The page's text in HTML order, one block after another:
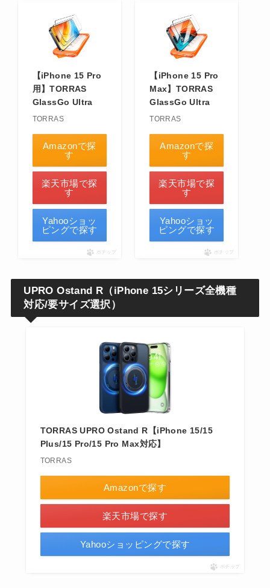
【iPhone 15 Pro
用】TORRAS
GlassGo Ultra
TORRAS
Amazonで探
す
楽天市場で探
す
Yahooショッ
ピングで探す
ポチップ
【iPhone 15 Pro
Max】TORRAS
GlassGo Ultra
TORRAS
Amazonで探
す
楽天市場で探
す
Yahooショッ
ピングで探す
ポチップ
UPRO Ostand R（iPhone 15シリーズ全機種
対応/要サイズ選択）
TORRAS UPRO Ostand R【iPhone 15/15
Plus/15 Pro/15 Pro Max対応】
TORRAS
Amazonで探す
楽天市場で探す
Yahooショッピングで探す
ポチップ